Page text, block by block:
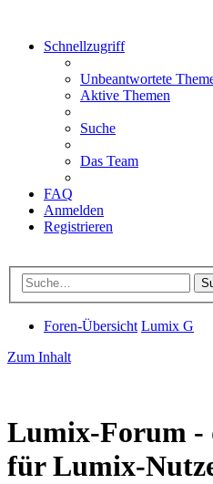
Schnellzugriff
Unbeantwortete
Aktive Themen
Suche
Das Team
FAQ
Anmelden
Registrieren
Foren-Übersicht Lumix G
Zum Inhalt
Lumix-Forum -
für Lumix-